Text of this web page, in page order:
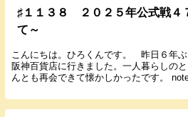
♯１１３８ ２０２５年公式戦
て～
こんにちは。ひろくんです。 昨日６年ぶ
阪神百貨店に行きました。一人暮らしの
んとも再会できて懐かしかったです。